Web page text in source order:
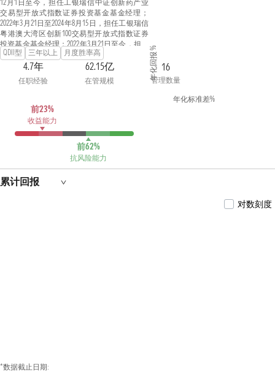
12月1日至今，担任工银瑞信中证创新药产业
交易型开放式指数证券投资基金基金经理；
2022年3月21日至2024年8月15日，担任工银瑞信
粤港澳大湾区创新100交易型开放式指数证券
投资基金基金经理；2022年3月21日至今，担任
工银瑞信粤港澳大湾区创新100交易型开放式
指数证券投资基金联接基金基金经理；2022年3
月21日至今，担任工银瑞信中证线上消费主题
交易型开放式指数证券投资基金基金经理；
体芯片交易型开放式指数证券投资基金基金经
理；2023年1月4日至今，担任工银瑞信中证沪
港深互联网交易型开放式指数证券投资基金发
起式联接基金基金经理；2023年1月4日至今，
担任工银瑞信中证沪港深互联网交易型开放式
指数证券投资基金基金经理；2023年2月17日至
今，担任工银瑞信中证稀有金属主题交易型开
放式指数证券投资基金基金经理；2023年3月30
日至今，担任工银瑞信中证港股通高股息精选
券投资基金基金经理。
QDII型 三年以上 月度胜率高
4.7年
任职经验
62.15亿
在管规模
16
管理数量
前23%
收益能力
前62%
抗风险能力
年化回报 %
年化标准差%
累计回报
对数刻度
*数据截止日期: